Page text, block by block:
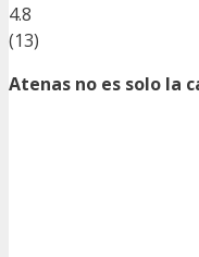
4.8
(13)
Atenas no es solo la